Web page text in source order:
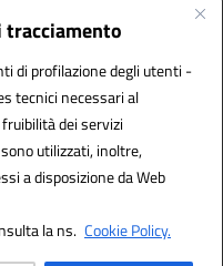
di profilazione degli utenti -
tecnici necessari al
dei servizi
utilizzati, inoltre,
a disposizione da Web
la ns. Cookie Policy.
– Tropea (VV)
(IPA): istsc_vvic82200d